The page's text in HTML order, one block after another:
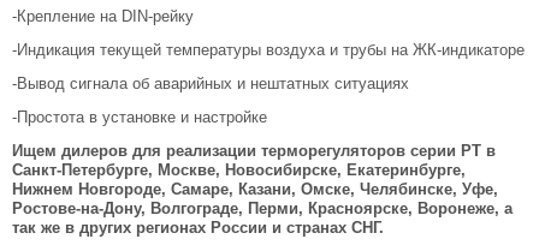
-Крепление на DIN-рейку
-Индикация текущей температуры воздуха и трубы на ЖК-индикаторе
-Вывод сигнала об аварийных и нештатных ситуациях
-Простота в установке и настройке
Ищем дилеров для реализации терморегуляторов серии РТ в
Санкт-Петербурге, Москве, Новосибирске, Екатеринбурге,
Нижнем Новгороде, Самаре, Казани, Омске, Челябинске, Уфе,
Ростове-на-Дону, Волгограде, Перми, Красноярске, Воронеже, а
так же в других регионах России и странах СНГ.